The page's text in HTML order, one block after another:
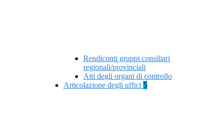
Rendiconti gruppi consiliari
regionali/provinciali
Atti degli organi di controllo
Articolazione degli uffici 5